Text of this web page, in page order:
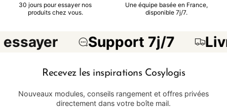
30 jours pour essayer nos
produits chez vous.
Une équipe basée en France,
disponible 7j/7.
Support 7j/7
Recevez les inspirations Cosylogis
Nouveaux modules, conseils rangement et offres privées
directement dans votre boîte mail.